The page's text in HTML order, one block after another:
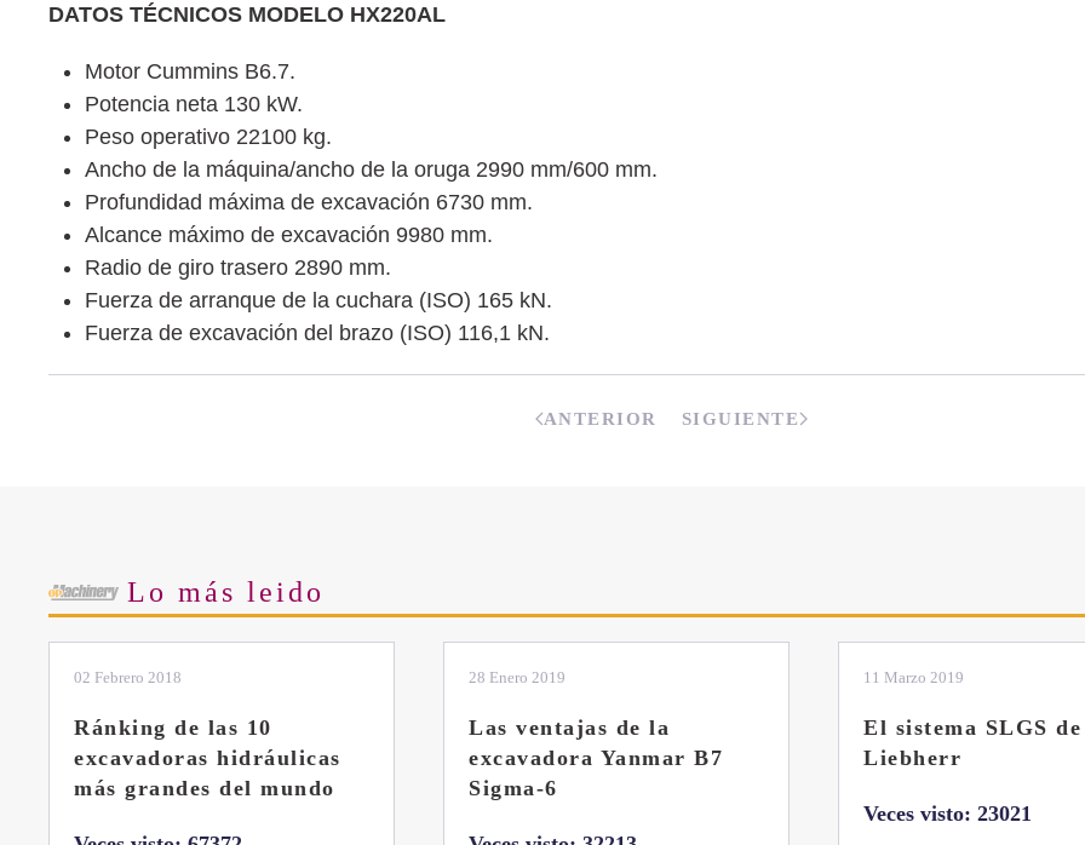
DATOS TÉCNICOS MODELO HX220AL
Motor Cummins B6.7.
Potencia neta 130 kW.
Peso operativo 22100 kg.
Ancho de la máquina/ancho de la oruga 2990 mm/600 mm.
Profundidad máxima de excavación 6730 mm.
Alcance máximo de excavación 9980 mm.
Radio de giro trasero 2890 mm.
Fuerza de arranque de la cuchara (ISO) 165 kN.
Fuerza de excavación del brazo (ISO) 116,1 kN.
ANTERIOR SIGUIENTE
Lo más leido
02 Febrero 2018
Ránking de las 10
excavadoras hidráulicas
más grandes del mundo
28 Enero 2019
Las ventajas de la
excavadora Yanmar B7
Sigma-6
11 Marzo 2019
El sistema SLGS de
Liebherr
Veces visto: 23021